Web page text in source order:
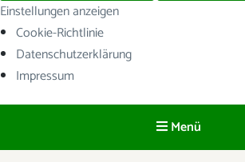
Einstellungen anzeigen
Cookie-Richtlinie
Datenschutzerklärung
Impressum
Menü